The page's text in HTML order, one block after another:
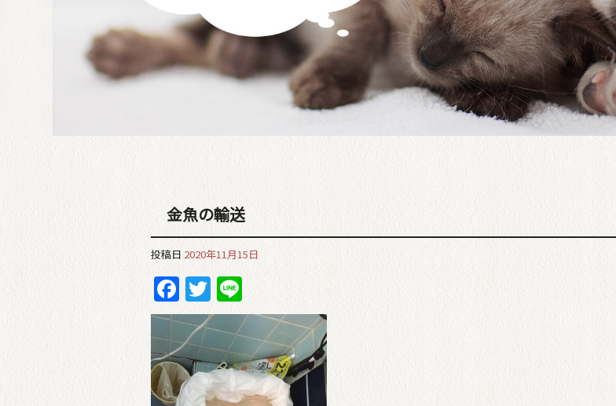
金魚の輸送
投稿日 2020年11月15日
Facebook
Twitter